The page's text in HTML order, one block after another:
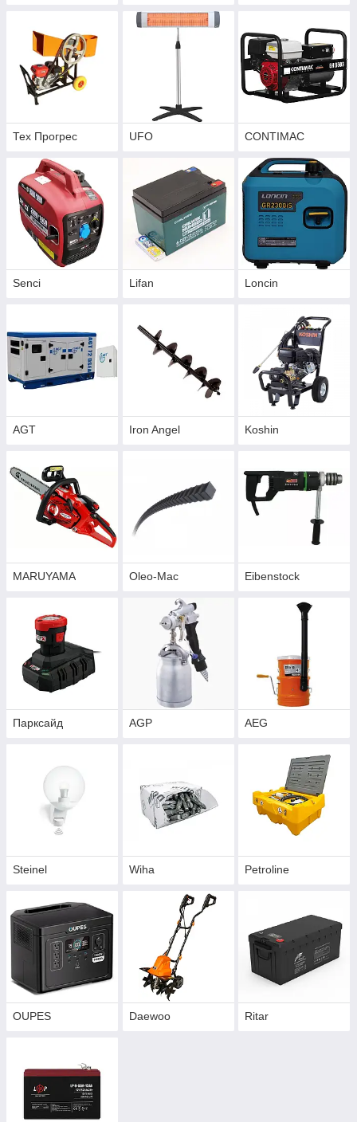
Тех Прогрес UFO CONTIMAC
Senci Lifan Loncin
AGT Iron Angel Koshin
MARUYAMA Oleo-Mac Eibenstock
Парксайд AGP AEG
Steinel Wiha Petroline
OUPES Daewoo Ritar